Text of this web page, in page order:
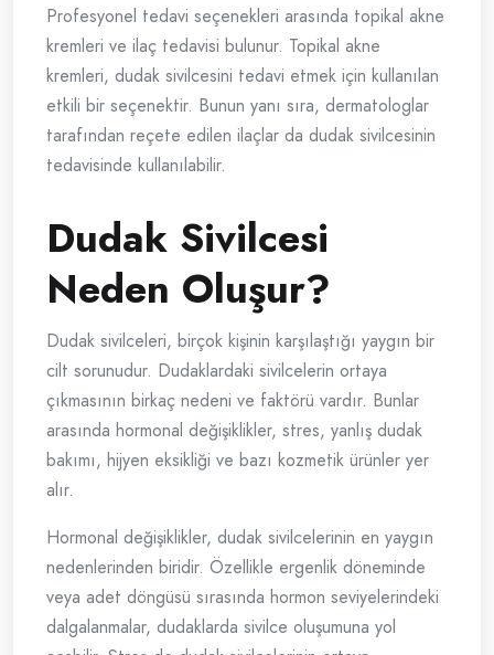
Profesyonel tedavi seçenekleri arasında topikal akne
kremleri ve ilaç tedavisi bulunur. Topikal akne
kremleri, dudak sivilcesini tedavi etmek için kullanılan
etkili bir seçenektir. Bunun yanı sıra, dermatologlar
tarafından reçete edilen ilaçlar da dudak sivilcesinin
tedavisinde kullanılabilir.
Dudak Sivilcesi
Neden Oluşur?
Dudak sivilceleri, birçok kişinin karşılaştığı yaygın bir
cilt sorunudur. Dudaklardaki sivilcelerin ortaya
çıkmasının birkaç nedeni ve faktörü vardır. Bunlar
arasında hormonal değişiklikler, stres, yanlış dudak
bakımı, hijyen eksikliği ve bazı kozmetik ürünler yer
alır.
Hormonal değişiklikler, dudak sivilcelerinin en yaygın
nedenlerinden biridir. Özellikle ergenlik döneminde
veya adet döngüsü sırasında hormon seviyelerindeki
dalgalanmalar, dudaklarda sivilce oluşumuna yol